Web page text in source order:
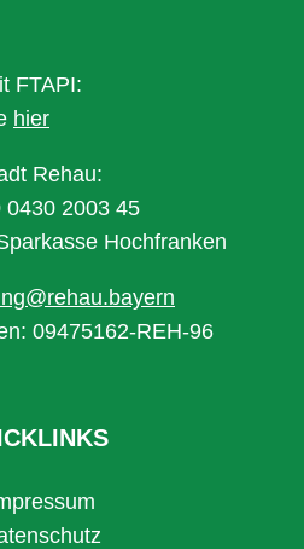
FTAPI:
hier
Rehau:
0430 2003 45
Hochfranken
09475162-REH-96